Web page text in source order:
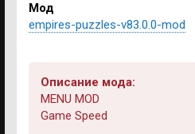
Мод
empires-puzzles-v83.0.0-mod
Описание мода:
MENU MOD
Game Speed